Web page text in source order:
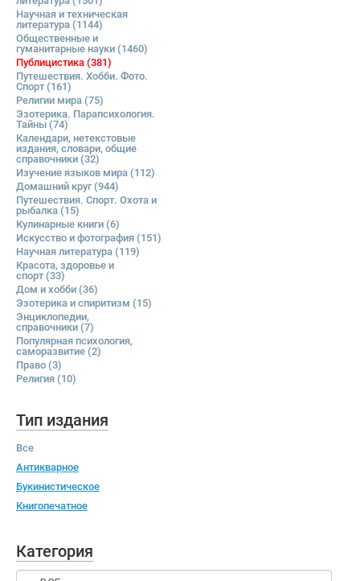
Научная и техническая
литература (1144)
Общественные и
гуманитарные науки (1460)
Публицистика (381)
Путешествия. Хобби. Фото.
Спорт(161)
Религии мира (75)
Эзотерика. Парапсихология.
Тайны (74)
Календари, нетекстовые
издания, словари, общие
справочники (32)
Изучение языков мира (112)
Домашний круг(944)
Путешествия. Спорт. Охота и
рыбалка (15)
Кулинарные книги (6)
Искусство и фотография (151)
Научная литература (119)
Красота, здоровье и
спорт(33)
Дом и хобби (36)
Эзотерика и спиритизм (15)
Энциклопедии,
справочники (7)
Популярная психология,
саморазвитие (2)
Право (3)
Религия (10)
Тип издания
Все
Антикварное
Букинистическое
Книгопечатное
Категория